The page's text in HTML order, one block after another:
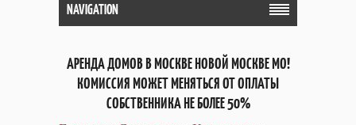
NAVIGATION
АРЕНДА ДОМОВ В МОСКВЕ НОВОЙ МОСКВЕ МО!
КОМИССИЯ МОЖЕТ МЕНЯТЬСЯ ОТ ОПЛАТЫ
СОБСТВЕННИКА НЕ БОЛЕЕ 50%